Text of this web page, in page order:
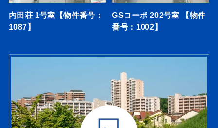
内田荘 1号室【物件番号：
1087】
GSコーポ 202号室 【物件
番号：1002】